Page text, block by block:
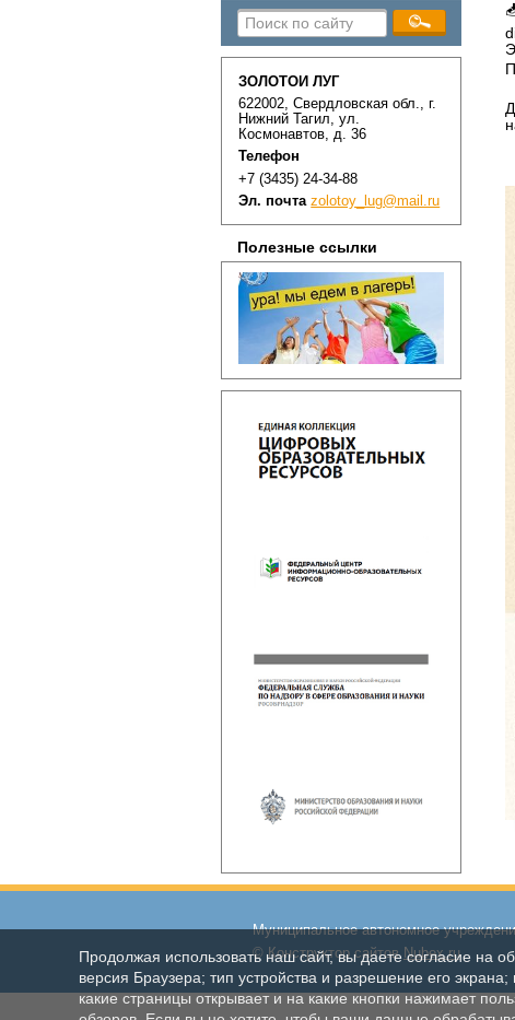
ЗОЛОТОЙ ЛУГ
622002, Свердловская обл., г.
Нижний Тагил, ул.
Космонавтов, д. 36
Телефон
+7 (3435) 24-34-88
Эл. почта zolotoy_lug@mail.ru
Полезные ссылки
Муниципальное автономное
© Конструктор сайтов Nubex.ru
Продолжая использовать наш сайт, вы даете согласие на
версия Браузера; тип устройства и разрешение его
какие страницы открывает и на какие кнопки нажимает